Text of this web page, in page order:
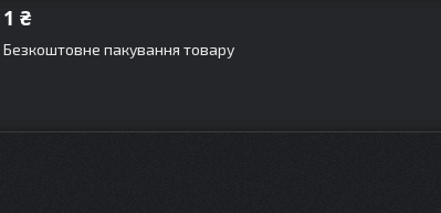
1 ₴
Безкоштовне пакування товару